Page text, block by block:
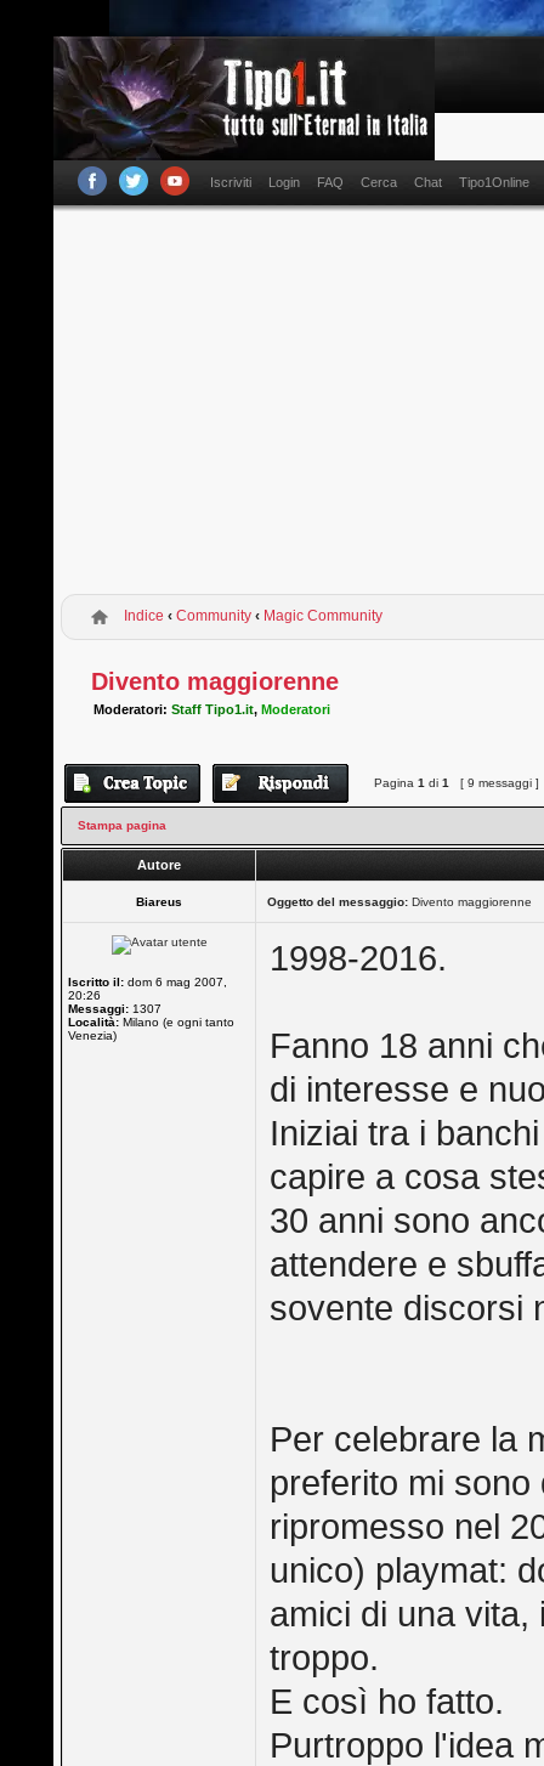
Iscriviti Login FAQ Cerca Chat Tipo1Online
Indice ‹ Community ‹ Magic Community
Divento maggiorenne
Moderatori:Staff Tipo1.it,Moderatori
Pagina1 di1 [ 9 messaggi ]
Stampa pagina
Autore
Biareus Oggetto del messaggio: Divento maggiorenne
Iscritto il: dom 6 mag 2007,
20:26
Messaggi: 1307
Località: Milano (e ogni tanto
Venezia)
1998-2016.
Fanno 18 anni
di interesse e
Iniziai tra i
capire a cosa
30 anni sono
attendere e
sovente discorsi
Per celebrare la
preferito mi
ripromesso nel
unico) playmat:
amici di una
troppo.
E così ho fatto.
Purtroppo l'idea